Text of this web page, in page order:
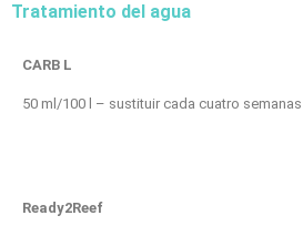
Tratamiento del agua
CARB L
50 ml/100 l – sustituir cada cuatro
Ready2Reef